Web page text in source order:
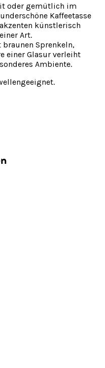
oder gemütlich im
Kaffeetasse
künstlerisch
Art.
Sprenkeln,
einer Glasur verleiht
Ambiente.